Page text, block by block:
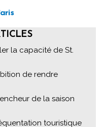
la capacité de St.
de rendre
de la saison
touristique